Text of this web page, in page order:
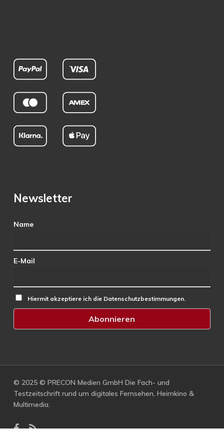
Newsletter
Name
E-Mail
Hiermit akzeptiere ich die Datenschutzbestimmungen.
© 2025 © PRECON Medien GmbH Die Fach- und
Testzeitschrift rund um digitales Fernsehen, Heimkino &
Multimedia.
facebook
RSS